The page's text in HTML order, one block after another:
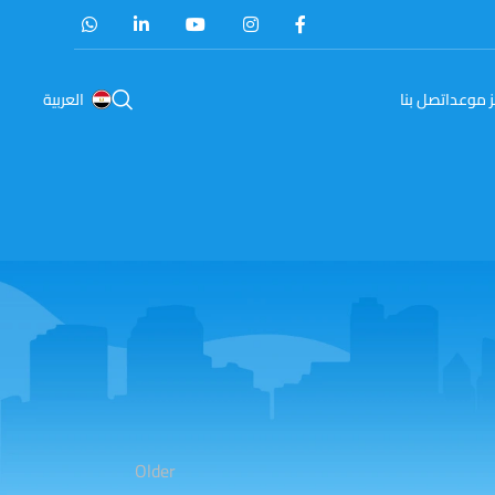
موعداتصل بنا العربية
Older